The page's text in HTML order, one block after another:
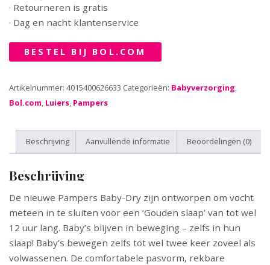
· Retourneren is gratis
· Dag en nacht klantenservice
BESTEL BIJ BOL.COM
Artikelnummer: 4015400626633 Categorieën: Babyverzorging,
Bol.com, Luiers, Pampers
Beschrijving Aanvullende informatie Beoordelingen (0)
Beschrijving
De nieuwe Pampers Baby-Dry zijn ontworpen om vocht
meteen in te sluiten voor een ‘Gouden slaap’ van tot wel
12 uur lang. Baby’s blijven in beweging – zelfs in hun
slaap! Baby’s bewegen zelfs tot wel twee keer zoveel als
volwassenen. De comfortabele pasvorm, rekbare